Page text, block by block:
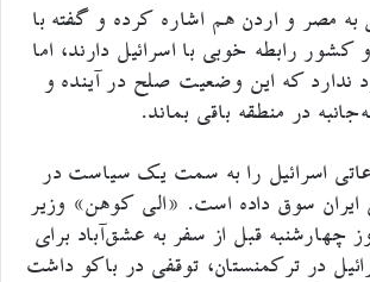
به مصر و اردن هم اشاره کرده و گفته با
کشور رابطه خوبی با اسرائیل دارند، اما
ندارد که این وضعیت صلح در آینده و
در منطقه باقی بماند.
اسرائیل را به سمت یک سیاست در
سوق داده است. «الی کوهن» وزیر
چهارشنبه قبل از سفر به عشق‌آباد برای
در ترکمنستان، توقفی در باکو داشت